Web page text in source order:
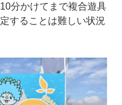
分かけてまで複合遊具
することは難しい状況